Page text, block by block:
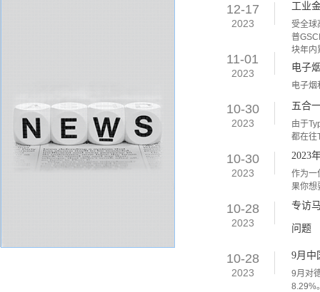
工业
受全球
普
块年内
12-17
2023
电子
电子烟
11-01
2023
五合
由于
都在往
10-30
2023
2023
作为一
果你想
10-30
2023
专访
问题
10-28
2023
9月中
9月对
8.29%
10-28
2023